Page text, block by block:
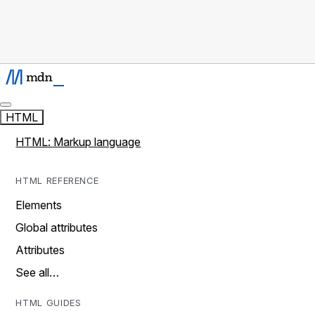
HTML
HTML: Markup language
HTML REFERENCE
Elements
Global attributes
Attributes
See all…
HTML GUIDES